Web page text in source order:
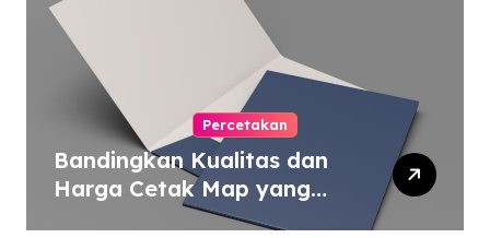
Percetakan
Bandingkan Kualitas dan
Harga Cetak Map yang
Murah atau Mahal